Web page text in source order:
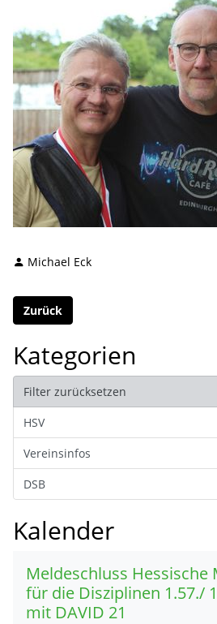
Michael Eck
Zurück
Kategorien
Filter zurücksetzen
HSV
Vereinsinfos
DSB
Kalender
Meldeschluss Hessische
für die Disziplinen 1.57./
mit DAVID 21